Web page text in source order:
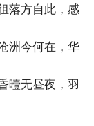
落方自此，感
洲今何在，华
曀无昼夜，羽